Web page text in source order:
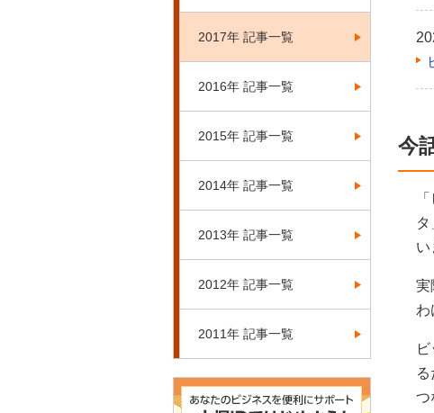
今
い
実
わ
つ
2017年 記事一覧
2016年 記事一覧
2015年 記事一覧
2014年 記事一覧
2013年 記事一覧
2012年 記事一覧
2011年 記事一覧